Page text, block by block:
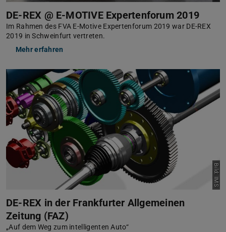
DE-REX @ E-MOTIVE Expertenforum 2019
Im Rahmen des FVA E-Motive Expertenforum 2019 war DE-REX
2019 in Schweinfurt vertreten.
Mehr erfahren
Bild: IMS
DE-REX in der Frankfurter Allgemeinen
Zeitung (FAZ)
„Auf dem Weg zum intelligenten Auto“